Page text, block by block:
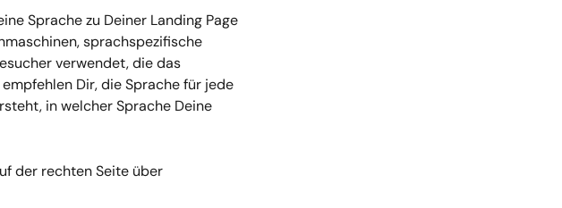
Sprache zu Deiner Landing Page
sprachspezifische
verwendet, die das
empfehlen Dir, die Sprache für jede
in welcher Sprache Deine
der rechten Seite über